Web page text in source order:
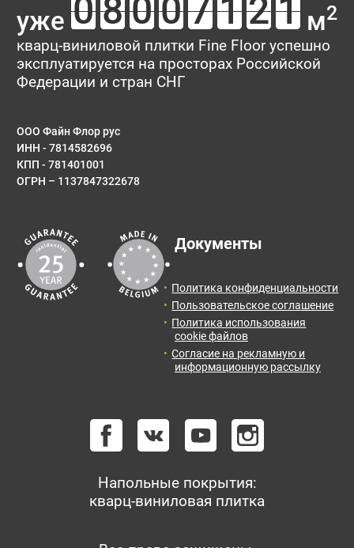
уже м2
кварц-виниловой плитки Fine Floor успешно
эксплуатируется на просторах Российской
Федерации и стран СНГ
ООО Файн Флор рус
ИНН - 7814582696
КПП - 781401001
ОГРН – 1137847322678
Документы
Политика конфиденциальности
Пользовательское соглашение
Политика использования
cookie файлов
Согласие на рекламную и
информационную рассылку
Напольные покрытия:
кварц-виниловая плитка